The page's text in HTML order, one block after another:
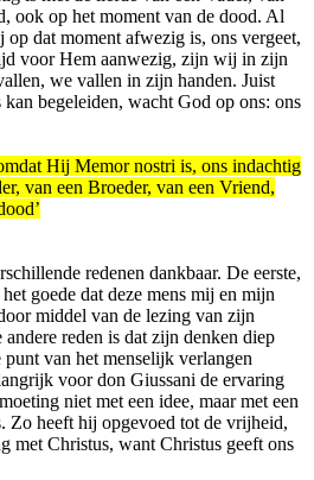
ook op het moment van de dood. Al
dat moment afwezig is, ons vergeet,
voor Hem aanwezig, zijn wij in zijn
we vallen in zijn handen. Juist
kan begeleiden, wacht God op ons: ons
Hij Memor nostri is, ons indachtig
van een Broeder, van een Vriend,
redenen dankbaar. De eerste,
goede dat deze mens mij en mijn
middel van de lezing van zijn
reden is dat zijn denken diep
van het menselijk verlangen
voor don Giussani de ervaring
niet met een idee, maar met een
Zo heeft hij opgevoed tot de vrijheid,
met Christus, want Christus geeft ons